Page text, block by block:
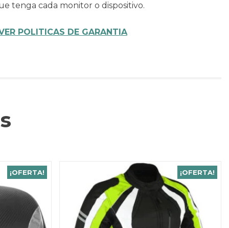
tenga cada monitor o dispositivo.
POLITICAS DE GARANTIA
¡OFERTA! ¡OFERTA!